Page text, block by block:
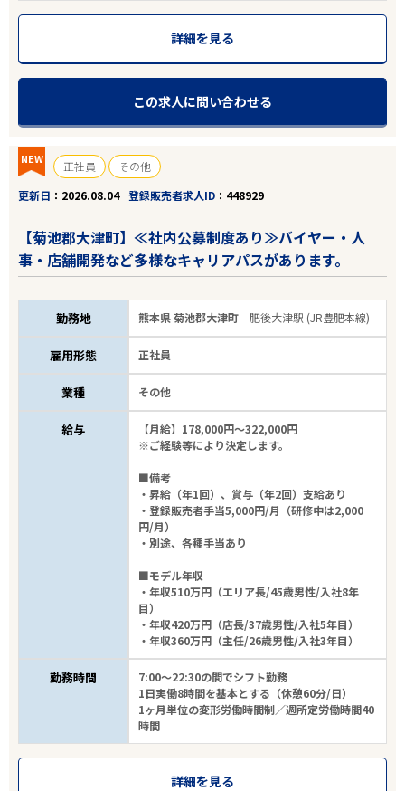
詳細を見る
この求人に問い合わせる
NEW 正社員
その他
更新日
2026.08.04 登録販売者求人ID 448929
【菊池郡大津町】≪社内公募制度あり≫バイヤー・人
事・店舗開発など多様なキャリアパスがあります。
勤務地 熊本県 菊池郡大津町肥後大津駅 (JR豊肥本線)
雇用形態 正社員
業種 その他
給与
【月給】178,000円～322,000円
※ご経験等により決定します。
■備考
・昇給（年1回）、賞与（年2回）支給あり
・登録販売者手当5,000円/月（研修中は2,000
円/月）
・別途、各種手当あり
■モデル年収
・年収510万円（エリア長/45歳男性/入社8年
目）
・年収420万円（店長/37歳男性/入社5年目）
・年収360万円（主任/26歳男性/入社3年目）
勤務時間
7:00～22:30の間でシフト勤務
1日実働8時間を基本とする（休憩60分/日）
1ヶ月単位の変形労働時間制／週所定労働時間40
時間
詳細を見る